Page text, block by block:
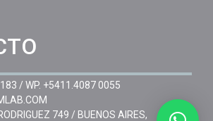
/ WP. +5411.4087 0055
749 / BUENOS AIRES,